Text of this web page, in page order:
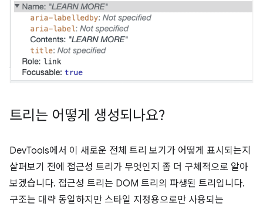
트리는 어떻게 생성되나요?
DevTools에서 이 새로운 전체 트리 보기가 어떻게 표시되는지
살펴보기 전에 접근성 트리가 무엇인지 좀 더 구체적으로 알아
보겠습니다. 접근성 트리는 DOM 트리의 파생된 트리입니다.
구조는 대략 동일하지만 스타일 지정용으로만 사용되는